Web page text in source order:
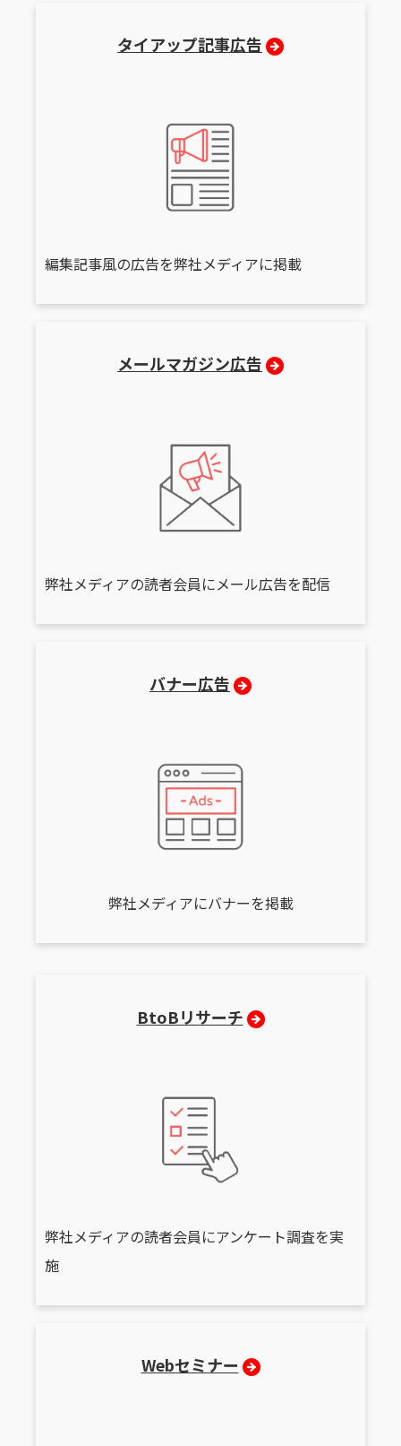
タイアップ記事広告
編集記事風の広告を弊社メディアに掲載
メールマガジン広告
弊社メディアの読者会員にメール広告を配信
バナー広告
弊社メディアにバナーを掲載
BtoBリサーチ
弊社メディアの読者会員にアンケート調査を実
施
Webセミナー